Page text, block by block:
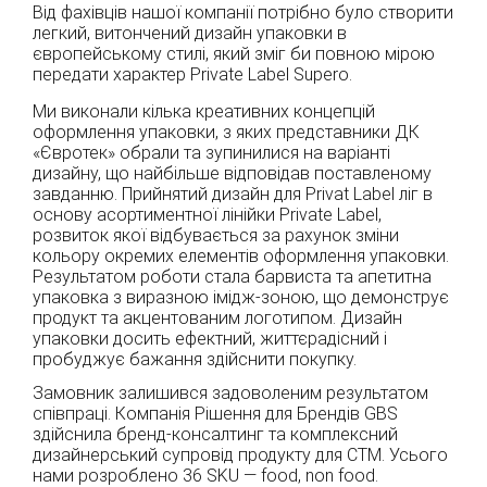
Від фахівців нашої компанії потрібно було створити
легкий, витончений дизайн упаковки в
європейському стилі, який зміг би повною мірою
передати характер Private Label Supero.
Ми виконали кілька креативних концепцій
оформлення упаковки, з яких представники ДК
«Євротек» обрали та зупинилися на варіанті
дизайну, що найбільше відповідав поставленому
завданню. Прийнятий дизайн для Privat Label ліг в
основу асортиментної лінійки Private Label,
розвиток якої відбувається за рахунок зміни
кольору окремих елементів оформлення упаковки.
Результатом роботи стала барвиста та апетитна
упаковка з виразною імідж-зоною, що демонструє
продукт та акцентованим логотипом. Дизайн
упаковки досить ефектний, життєрадісний і
пробуджує бажання здійснити покупку.
Замовник залишився задоволеним результатом
співпраці. Компанія Рішення для Брендів GBS
здійснила бренд-консалтинг та комплексний
дизайнерський супровід продукту для СТМ. Усього
нами розроблено 36 SKU — food, non food.